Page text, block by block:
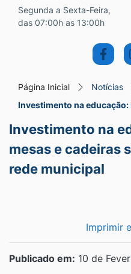
Segunda a Sexta-Feira,
das 07:00h as 13:00h
Página Inicial
Notícias
Investimento na
Investimento na
mesas e cadeiras
rede municipal
Imprimir
Publicado em: 10 de